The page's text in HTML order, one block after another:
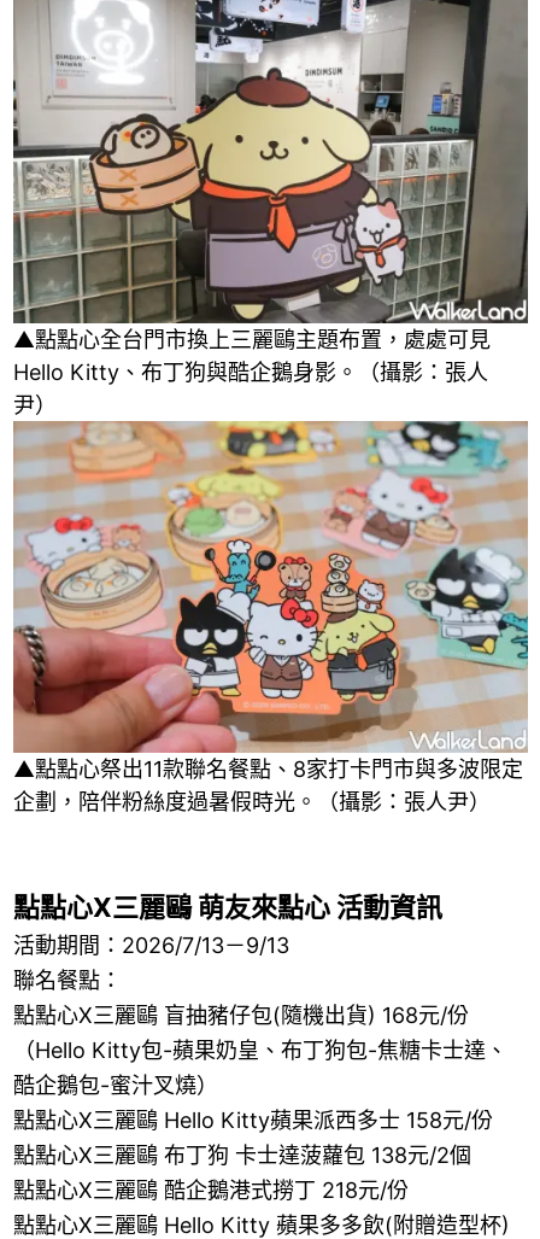
▲點點心全台門市換上三麗鷗主題布置，處處可見
Hello Kitty、布丁狗與酷企鵝身影。（攝影：張人
尹）
▲點點心祭出11款聯名餐點、8家打卡門市與多波限定
企劃，陪伴粉絲度過暑假時光。（攝影：張人尹）
點點心X三麗鷗 萌友來點心 活動資訊
活動期間：2026/7/13－9/13
聯名餐點：
點點心X三麗鷗 盲抽豬仔包(隨機出貨) 168元/份
（Hello Kitty包-蘋果奶皇、布丁狗包-焦糖卡士達、
酷企鵝包-蜜汁叉燒）
點點心X三麗鷗 Hello Kitty蘋果派西多士 158元/份
點點心X三麗鷗 布丁狗 卡士達菠蘿包 138元/2個
點點心X三麗鷗 酷企鵝港式撈丁 218元/份
點點心X三麗鷗 Hello Kitty 蘋果多多飲(附贈造型杯)